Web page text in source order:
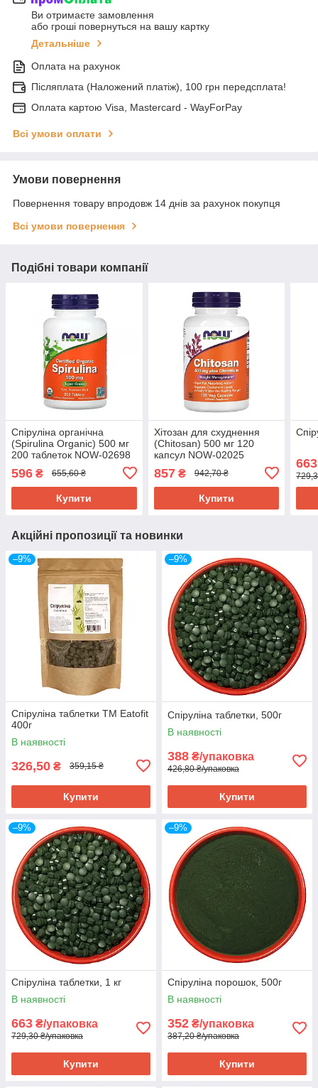
Ви отримаєте замовлення
або гроші повернуться на вашу картку
Детальніше
Оплата на рахунок
Післяплата (Наложений платіж), 100 грн передсплата!
Оплата картою Visa, Mastercard - WayForPay
Всі умови оплати
Умови повернення
Повернення товару впродовж 14 днів за рахунок покупця
Всі умови повернення
Подібні товари компанії
Спіруліна органічна
(Spirulina Organic) 500 мг
200 таблеток NOW-02698
596 ₴ 655,60 ₴
Купити
Хітозан для схуднення
(Chitosan) 500 мг 120
капсул NOW-02025
857₴ 942,70 ₴
Купити
663
Акційні пропозиції та новинки
–9%
Спіруліна таблетки ТМ Eatofit
400г
В наявності
326,50 ₴ 359,15 ₴
Купити
–9%
Спіруліна таблетки, 500г
В наявності
388 ₴/упаковка
426,80 ₴/упаковка
Купити
–9%
Спіруліна таблетки, 1 кг
В наявності
663 ₴/упаковка
729,30 ₴/упаковка
Купити
–9%
Спіруліна порошок, 500г
В наявності
352 ₴/упаковка
387,20 ₴/упаковка
Купити